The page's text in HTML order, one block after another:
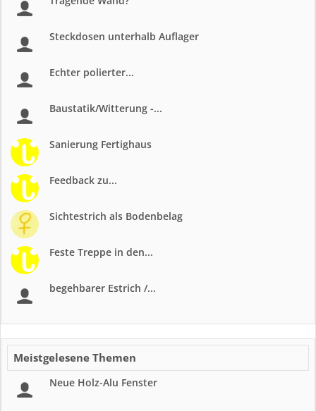
Steckdosen unterhalb Auflager
Echter polierter...
Baustatik/Witterung -...
Sanierung Fertighaus
Feedback zu...
Sichtestrich als Bodenbelag
Feste Treppe in den...
begehbarer Estrich /...
Meistgelesene Themen
Neue Holz-Alu Fenster